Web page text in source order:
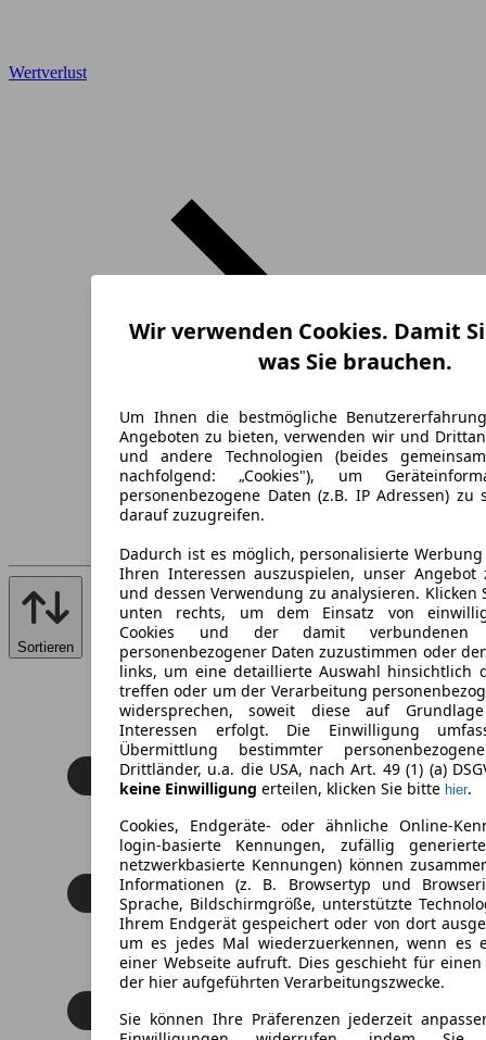
Wir verwenden Cookies. Damit
was Sie brauchen.
Um Ihnen die bestmögliche
Angeboten zu bieten, verwenden wir und
und andere Technologien (beides
nachfolgend: „Cookies"), um
personenbezogene Daten (z.B. IP Adressen) zu
darauf zuzugreifen.
Dadurch ist es möglich, personalisierte
Ihren Interessen auszuspielen, unser Angebot
und dessen Verwendung zu analysieren. Klicken
unten rechts, um dem Einsatz von
Cookies und der damit verbundenen
personenbezogener Daten zuzustimmen oder
links, um eine detaillierte Auswahl hinsichtlich
treffen oder um der Verarbeitung
widersprechen, soweit diese auf
Interessen erfolgt. Die Einwilligung
Übermittlung bestimmter
Drittländer, u.a. die USA, nach Art. 49 (1) (a)
keine Einwilligung erteilen, klicken Sie bitte hier.
Cookies, Endgeräte- oder ähnliche Online-
login-basierte Kennungen, zufällig
netzwerkbasierte Kennungen) können
Informationen (z. B. Browsertyp und
Sprache, Bildschirmgröße, unterstützte
Ihrem Endgerät gespeichert oder von dort
um es jedes Mal wiederzuerkennen, wenn es
einer Webseite aufruft. Dies geschieht für
der hier aufgeführten Verarbeitungszwecke.
Sie können Ihre Präferenzen jederzeit
Wertverlust
Sortieren